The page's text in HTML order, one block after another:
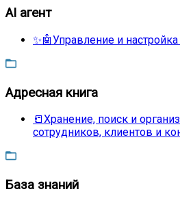
AI агент
✨🤖Управление и
Адресная книга
📒Хранение, поиск и
сотрудников, клиентов и
База знаний